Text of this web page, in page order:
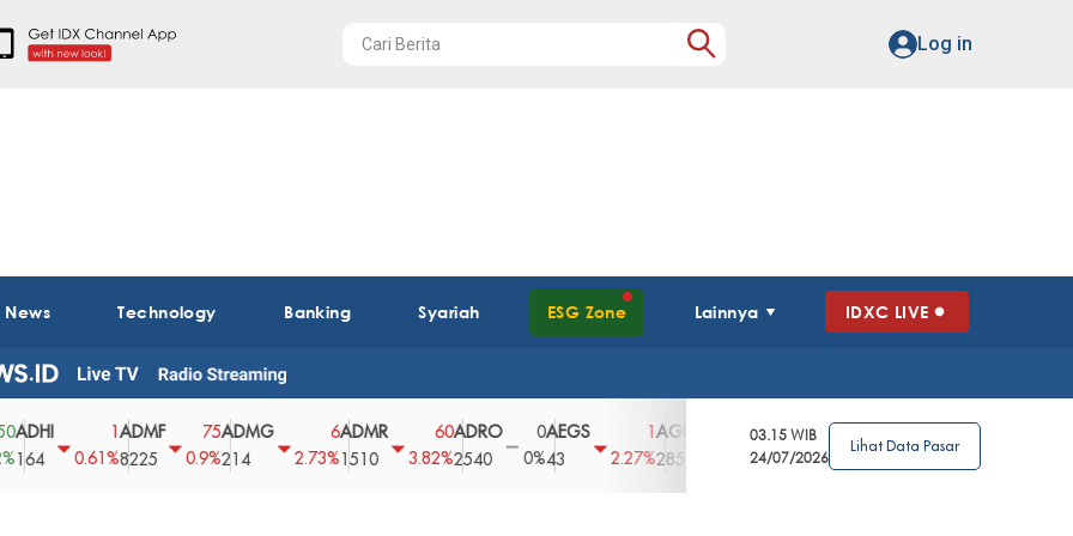
Log in
Technology Banking Syariah ESG Zone Lainnya IDXC LIVE
0.61%
ADMF
8225
75
0.9%
ADMG
214
2.73%
ADMR
1510
3.82%
ADRO
2540
0
0%
AEGS
2.27%2850
3.39%
AGRO
4
2.63%
AGRS
0%
03.15 WIB
24/07/2026
Lihat Data Pasar